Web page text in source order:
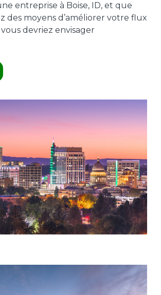
entreprise à Boise, ID, et que
des moyens d’améliorer votre flux
devriez envisager